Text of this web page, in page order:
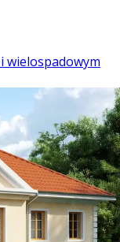
wielospadowym